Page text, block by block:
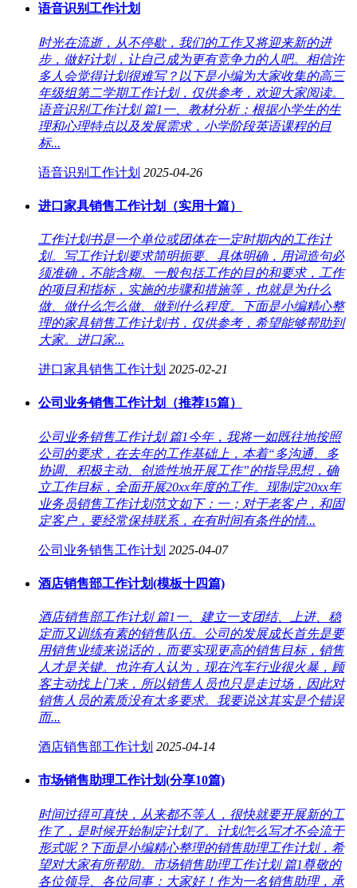
语音识别工作计划
时光在流逝，从不停歇，我们的工作又将迎来新的进
步，做好计划，让自己成为更有竞争力的人吧。相信许
多人会觉得计划很难写？以下是小编为大家收集的高三
年级组第二学期工作计划，仅供参考，欢迎大家阅读。
语音识别工作计划 篇1一、教材分析：根据小学生的生
理和心理特点以及发展需求，小学阶段英语课程的目
标...
语音识别工作计划 2025-04-26
进口家具销售工作计划（实用十篇）
工作计划书是一个单位或团体在一定时期内的工作计
划。写工作计划要求简明扼要、具体明确，用词造句必
须准确，不能含糊。一般包括工作的目的和要求，工作
的项目和指标，实施的步骤和措施等，也就是为什么
做、做什么怎么做、做到什么程度。下面是小编精心整
理的家具销售工作计划书，仅供参考，希望能够帮助到
大家。进口家...
进口家具销售工作计划 2025-02-21
公司业务销售工作计划（推荐15篇）
公司业务销售工作计划 篇1今年，我将一如既往地按照
公司的要求，在去年的工作基础上，本着“多沟通、多
协调、积极主动、创造性地开展工作”的指导思想，确
立工作目标，全面开展20xx年度的工作。现制定20xx年
业务员销售工作计划范文如下：一；对于老客户，和固
定客户，要经常保持联系，在有时间有条件的情...
公司业务销售工作计划 2025-04-07
酒店销售部工作计划(模板十四篇)
酒店销售部工作计划 篇1一、建立一支团结、上进、稳
定而又训练有素的销售队伍。公司的发展成长首先是要
用销售业绩来说话的，而要实现更高的销售目标，销售
人才是关键。也许有人认为，现在汽车行业很火暴，顾
客主动找上门来，所以销售人员也只是走过场，因此对
销售人员的素质没有太多要求。我要说这其实是个错误
而...
酒店销售部工作计划 2025-04-14
市场销售助理工作计划(分享10篇)
时间过得可真快，从来都不等人，很快就要开展新的工
作了，是时候开始制定计划了。计划怎么写才不会流于
形式呢？下面是小编精心整理的销售助理工作计划，希
望对大家有所帮助。市场销售助理工作计划 篇1尊敬的
各位领导、各位同事：大家好！作为一名销售助理，承